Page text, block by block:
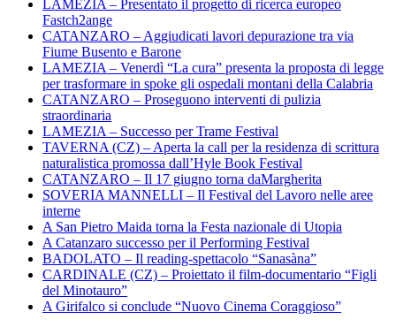
LAMEZIA – Presentato il progetto di ricerca europeo
Fastch2ange
CATANZARO – Aggiudicati lavori depurazione tra via
Fiume Busento e Barone
LAMEZIA – Venerdì “La cura” presenta la proposta di legge
per trasformare in spoke gli ospedali montani della Calabria
CATANZARO – Proseguono interventi di pulizia
straordinaria
LAMEZIA – Successo per Trame Festival
TAVERNA (CZ) – Aperta la call per la residenza di scrittura
naturalistica promossa dall’Hyle Book Festival
CATANZARO – Il 17 giugno torna daMargherita
SOVERIA MANNELLI – Il Festival del Lavoro nelle aree
interne
A San Pietro Maida torna la Festa nazionale di Utopia
A Catanzaro successo per il Performing Festival
BADOLATO – Il reading-spettacolo “Sanasàna”
CARDINALE (CZ) – Proiettato il film-documentario “Figli
del Minotauro”
A Girifalco si conclude “Nuovo Cinema Coraggioso”